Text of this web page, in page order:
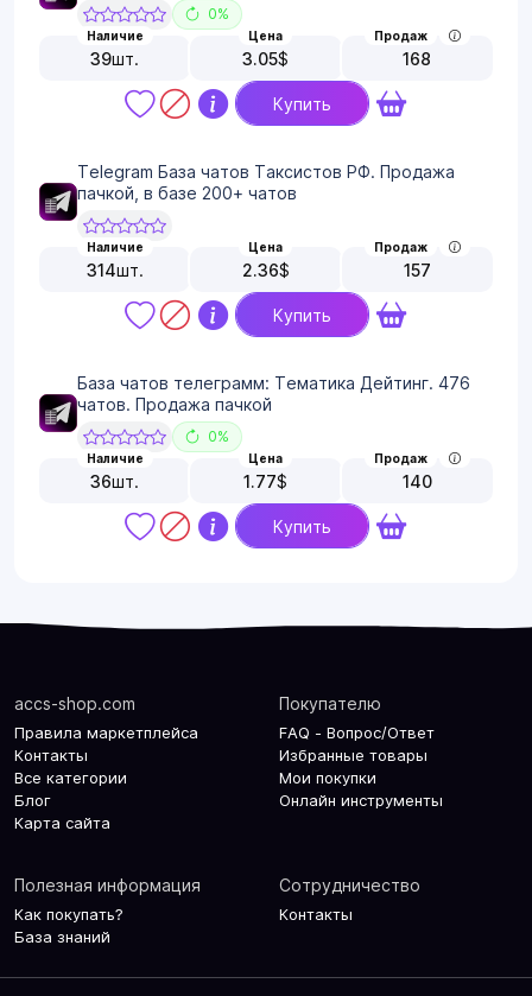
0%
Наличие
39шт.
Цена
3.05$
Продаж
168
Купить
Telegram База чатов Таксистов РФ. Продажа
пачкой, в базе 200+ чатов
Наличие
314шт.
Цена
2.36$
Продаж
157
Купить
База чатов телеграмм: Тематика Дейтинг. 476
чатов. Продажа пачкой
0%
Наличие
36шт.
Цена
1.77$
Продаж
140
Купить
accs-shop.com
Правила маркетплейса
Контакты
Все категории
Блог
Карта сайта
Покупателю
FAQ - Вопрос/Ответ
Избранные товары
Мои покупки
Онлайн инструменты
Полезная информация
Как покупать?
База знаний
Сотрудничество
Контакты